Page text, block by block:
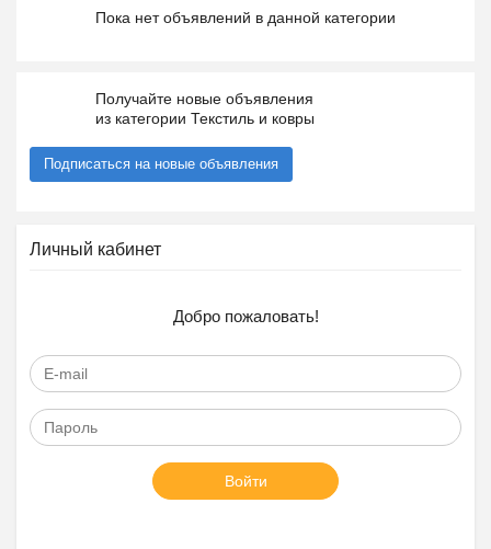
Пока нет объявлений в данной категории
Получайте новые объявления
из категории Текстиль и ковры
Подписаться на новые объявления
Личный кабинет
Добро пожаловать!
Войти